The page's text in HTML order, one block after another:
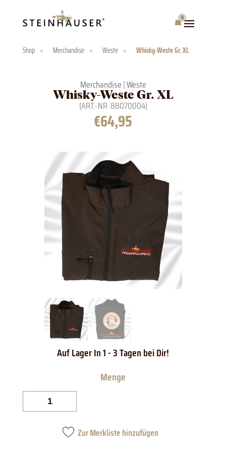
0
Warenkorb
Shop < Merchandise < Weste < Whisky-Weste Gr. XL
Merchandise|Weste
Whisky-Weste Gr. XL
(ART.-NR.88070004)
€64,95
Zur Merkliste hinzufügen